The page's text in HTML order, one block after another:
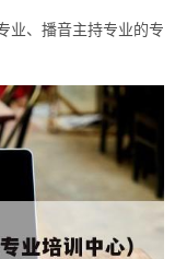
业、播音主持专业的专